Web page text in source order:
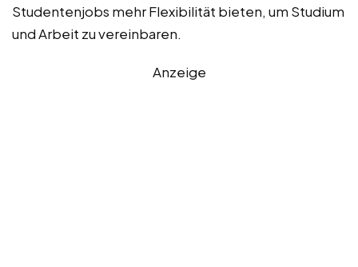
Studentenjobs mehr Flexibilität bieten, um Studium
und Arbeit zu vereinbaren.
Anzeige